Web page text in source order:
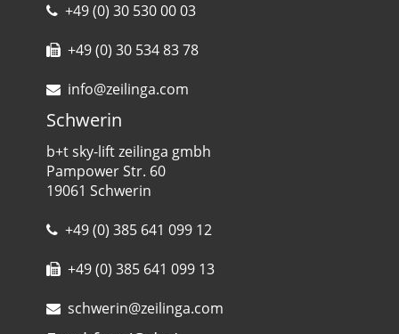
+49 (0) 30 530 00 03
+49 (0) 30 534 83 78
info@zeilinga.com
Schwerin
b+t sky-lift zeilinga gmbh
Pampower Str. 60
19061 Schwerin
+49 (0) 385 641 099 12
+49 (0) 385 641 099 13
schwerin@zeilinga.com